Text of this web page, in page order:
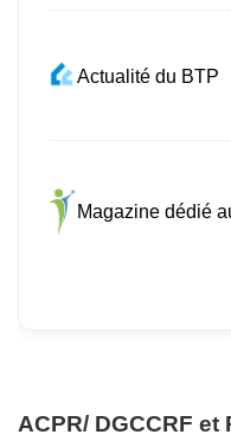
Actualité du BTP
Magazine dédié
ACPR/ DGCCRF